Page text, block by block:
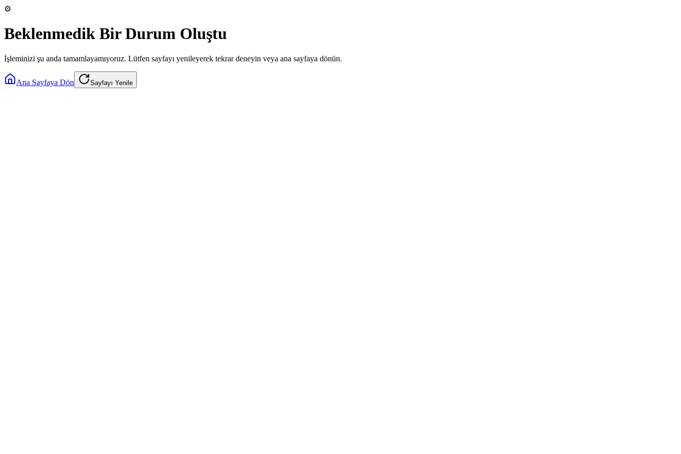
⚙️
Beklenmedik Bir Durum Oluştu
İşleminizi şu anda tamamlayamıyoruz. Lütfen sayfayı yenileyerek tekrar deneyin veya ana sayfaya dönün.
Ana Sayfaya Dön Sayfayı Yenile